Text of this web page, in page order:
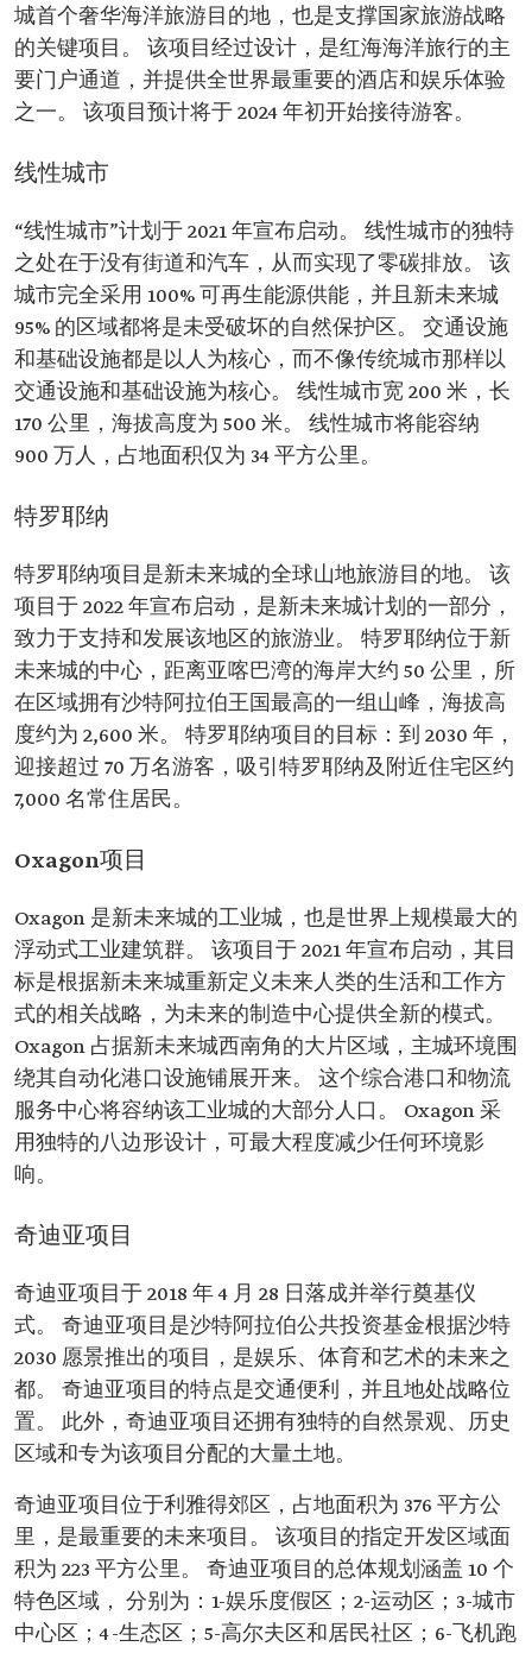
城首个奢华海洋旅游目的地，也是支撑国家旅游战略
的关键项目。 该项目经过设计，是红海海洋旅行的主
要门户通道，并提供全世界最重要的酒店和娱乐体验
之一。 该项目预计将于 2024 年初开始接待游客。
线性城市
“线性城市”计划于 2021 年宣布启动。 线性城市的独特
之处在于没有街道和汽车，从而实现了零碳排放。 该
城市完全采用 100% 可再生能源供能，并且新未来城
95% 的区域都将是未受破坏的自然保护区。 交通设施
和基础设施都是以人为核心，而不像传统城市那样以
交通设施和基础设施为核心。 线性城市宽 200 米，长
170 公里，海拔高度为 500 米。 线性城市将能容纳
900 万人，占地面积仅为 34 平方公里。
特罗耶纳
特罗耶纳项目是新未来城的全球山地旅游目的地。 该
项目于 2022 年宣布启动，是新未来城计划的一部分，
致力于支持和发展该地区的旅游业。 特罗耶纳位于新
未来城的中心，距离亚喀巴湾的海岸大约 50 公里，所
在区域拥有沙特阿拉伯王国最高的一组山峰，海拔高
度约为 2,600 米。 特罗耶纳项目的目标：到 2030 年，
迎接超过 70 万名游客，吸引特罗耶纳及附近住宅区约
7,000 名常住居民。
Oxagon项目
Oxagon 是新未来城的工业城，也是世界上规模最大的
浮动式工业建筑群。 该项目于 2021 年宣布启动，其目
标是根据新未来城重新定义未来人类的生活和工作方
式的相关战略，为未来的制造中心提供全新的模式。
Oxagon 占据新未来城西南角的大片区域，主城环境围
绕其自动化港口设施铺展开来。 这个综合港口和物流
服务中心将容纳该工业城的大部分人口。 Oxagon 采
用独特的八边形设计，可最大程度减少任何环境影
响。
奇迪亚项目
奇迪亚项目于 2018 年 4 月 28 日落成并举行奠基仪
式。 奇迪亚项目是沙特阿拉伯公共投资基金根据沙特
2030 愿景推出的项目，是娱乐、体育和艺术的未来之
都。 奇迪亚项目的特点是交通便利，并且地处战略位
置。 此外，奇迪亚项目还拥有独特的自然景观、历史
区域和专为该项目分配的大量土地。
奇迪亚项目位于利雅得郊区，占地面积为 376 平方公
里，是最重要的未来项目。 该项目的指定开发区域面
积为 223 平方公里。 奇迪亚项目的总体规划涵盖 10 个
特色区域， 分别为：1-娱乐度假区；2-运动区；3-城市
中心区；4-生态区；5-高尔夫区和居民社区；6-飞机跑